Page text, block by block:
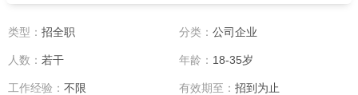
类型： 招全职 分类： 公司企业
人数： 若干 年龄： 18-35岁
工作经验： 不限 有效期至： 招到为止